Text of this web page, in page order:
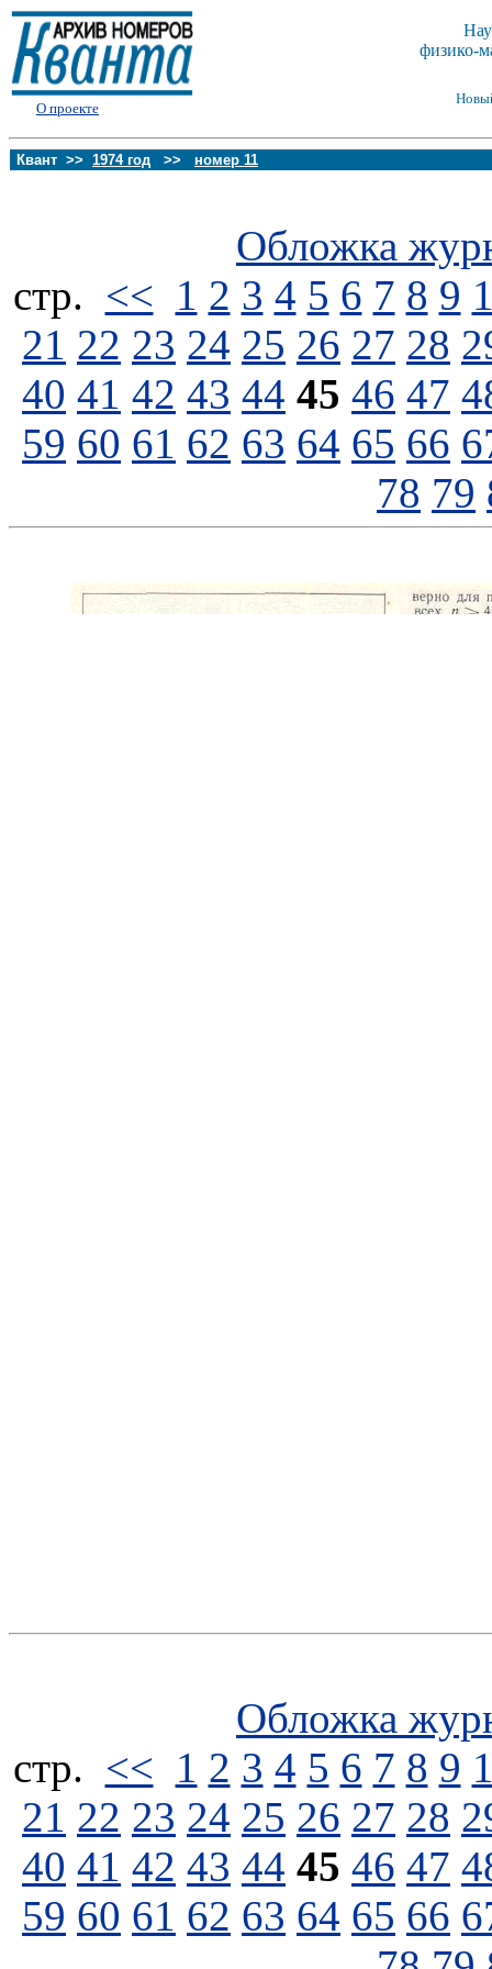
О проекте
физико-
Квант >> 1974 год >> номер 11
Обложка
стp. << 1 2 3 4 5 6 7 8 9
21 22 23 24 25 26 27 28
40 41 42 43 44 45 46 47
59 60 61 62 63 64 65 66
78 79
Обложка
стp. << 1 2 3 4 5 6 7 8 9
21 22 23 24 25 26 27 28
40 41 42 43 44 45 46 47
59 60 61 62 63 64 65 66